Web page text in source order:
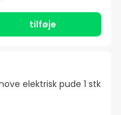
tilføje
elektrisk pude 1 stk